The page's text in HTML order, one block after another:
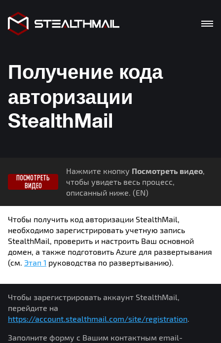
РІШЕННЯ
ПЕРЕВАГИ
БЛОГ
De En Ua
Получение кода
авторизации
StealthMail
ПОСМОТРЕТЬ
ВИДЕО
Нажмите кнопку Посмотреть видео,
чтобы увидеть весь процесс,
описанный ниже. (EN)
Чтобы получить код авторизации StealthMail,
необходимо зарегистрировать учетную запись
StealthMail, проверить и настроить Ваш основной
домен, а также подготовить Azure для развертывания
(см. Этап 1 руководства по развертыванию).
Чтобы зарегистрировать аккаунт StealthMail,
перейдите на
https://account.stealthmail.com/site/registration.
Заполните форму с Вашим контактным email-